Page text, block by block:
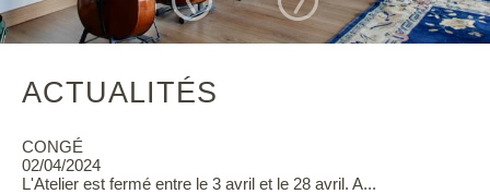
ACTUALITÉS
CONGÉ
02/04/2024
L'Atelier est fermé entre le 3 avril et le 28 avril. A...